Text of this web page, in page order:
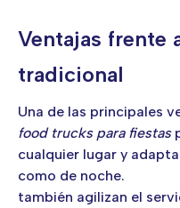
Ventajas frente
tradicional
Una de las principales
food trucks para fiestas
cualquier lugar y
como de noche.
también agilizan el